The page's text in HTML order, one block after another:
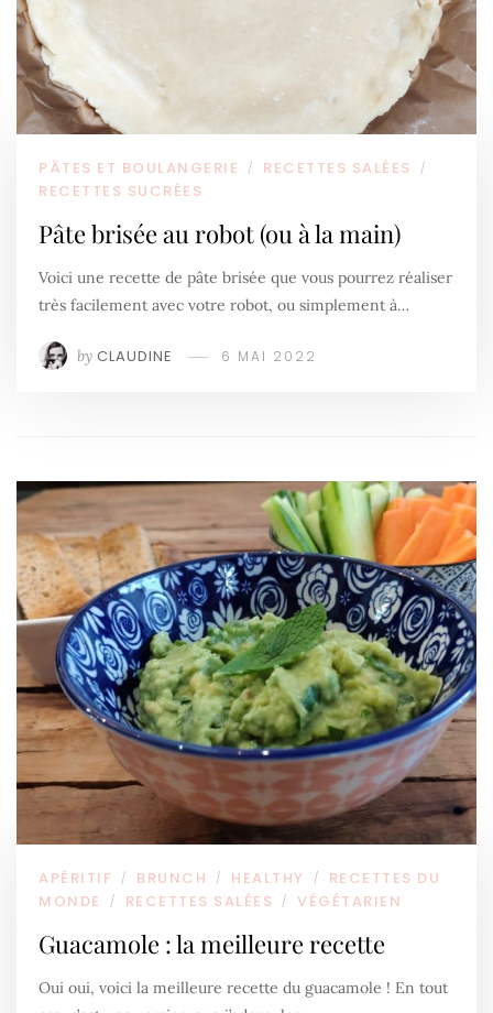
PÂTES ET BOULANGERIE / RECETTES SALÉES /
RECETTES SUCRÉES
Pâte brisée au robot (ou à la main)
Voici une recette de pâte brisée que vous pourrez réaliser
très facilement avec votre robot, ou simplement à…
by CLAUDINE 6 MAI 2022
APÉRITIF / BRUNCH / HEALTHY /
RECETTES DU
MONDE
/ RECETTES SALÉES / VÉGÉTARIEN
Guacamole : la meilleure recette
Oui oui, voici la meilleure recette du guacamole ! En tout